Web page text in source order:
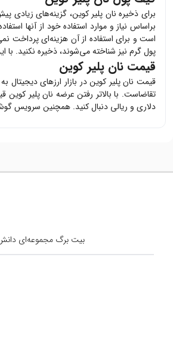
برای ذخیره نان پلیر کوین، گزینه‌های زیادی
براساس نیاز و موارد استفاده خود از آنها
است و برای استفاده از آن هزینه‌ای پرداخت
پول گرم نیز شناخته می‌شوند، ذخیره نکنید. با
قیمت نان پلیر کوین
قیمت نان پلیر کویندر بازار ارزهای دیجیتال
تقاضاست. با بالاتر رفتن عرضه نان پلیر کوین
دلاری و ریالی دنبال کنید. همچنین سرویس
بیت برگ مجموعه‌ای دانش بنیان در